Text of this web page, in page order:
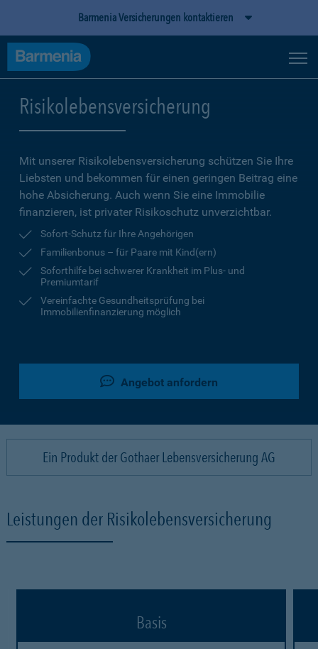
Barmenia Versicherungen kontaktieren
Risikolebensversicherung
Mit unserer Risikolebensversicherung schützen Sie Ihre
Liebsten und bekommen für einen geringen Beitrag eine
hohe Ab­sicherung. Auch wenn Sie eine Immobilie
finanzieren, ist privater Risikoschutz unverzichtbar.
Sofort-Schutz für Ihre Angehörigen
Familienbonus – für Paare mit Kind(ern)
Soforthilfe bei schwerer Krankheit im Plus- und
Premiumtarif
Vereinfachte Gesundheitsprüfung bei
Immobilienfinanzierung möglich
Angebot anfordern
Ein Produkt der Gothaer Lebensversicherung AG
Leistungen der Risikolebensversicherung
Basis